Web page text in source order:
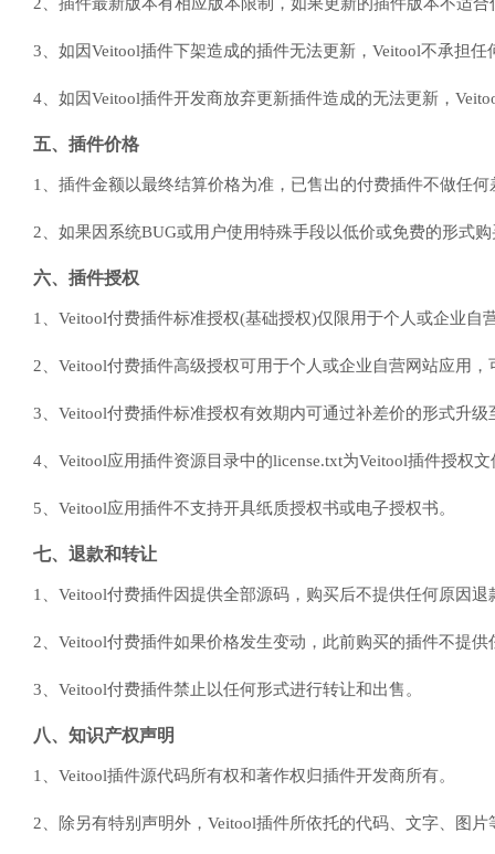
3、如因Veitool插件下架造成的插件无法更新，Veitool不承担任
4、如因Veitool插件开发商放弃更新插件造成的无法更新，
五、插件价格
1、插件金额以最终结算价格为准，已售出的付费插件不做任何
2、如果因系统BUG或用户使用特殊手段以低价或免费的形式
六、插件授权
1、Veitool付费插件标准授权(基础授权)仅限用于个人或企业
2、Veitool付费插件高级授权可用于个人或企业自营网站应用
3、Veitool付费插件标准授权有效期内可通过补差价的形式升
4、Veitool应用插件资源目录中的license.txt为Veitool插件授权
5、Veitool应用插件不支持开具纸质授权书或电子授权书。
七、退款和转让
1、Veitool付费插件因提供全部源码，购买后不提供任何原因
2、Veitool付费插件如果价格发生变动，此前购买的插件不提
3、Veitool付费插件禁止以任何形式进行转让和出售。
八、知识产权声明
1、Veitool插件源代码所有权和著作权归插件开发商所有。
2、除另有特别声明外，Veitool插件所依托的代码、文字、图